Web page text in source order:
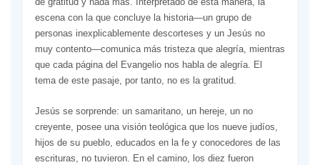
escena con la que concluye la historia—un grupo de
personas inexplicablemente descorteses y un Jesús no
muy contento—comunica más tristeza que alegría, mientras
que cada página del Evangelio nos habla de alegría. El
tema de este pasaje, por tanto, no es la gratitud.
Jesús se sorprende: un samaritano, un hereje, un no
creyente, posee una visión teológica que los nueve judíos,
hijos de su pueblo, educados en la fe y conocedores de las
escrituras, no tuvieron. En el camino, los diez fueron